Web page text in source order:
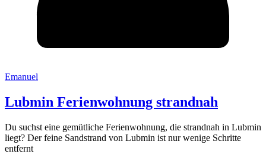
Emanuel
Lubmin Ferienwohnung strandnah
Du suchst eine gemütliche Ferienwohnung, die strandnah in Lubmin
liegt? Der feine Sandstrand von Lubmin ist nur wenige Schritte
entfernt